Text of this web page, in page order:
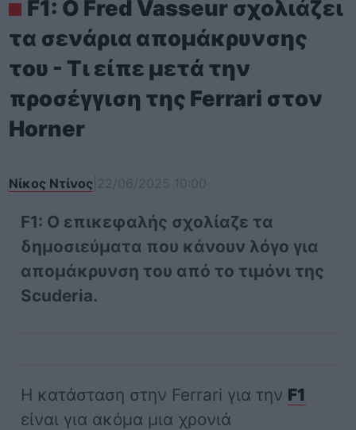
F1: Ο Fred Vasseur σχολιάζει
τα σενάρια απομάκρυνσης
του - Τι είπε μετά την
προσέγγιση της Ferrari στον
Horner
Νίκος Ντίνος
F1: Ο επικεφαλής σχολίαζε τα
δημοσιεύματα που κάνουν λόγο για
απομάκρυνση του από το τιμόνι της
Scuderia.
Η κατάσταση στην Ferrari για την F1
είναι για ακόμα μια χρονιά